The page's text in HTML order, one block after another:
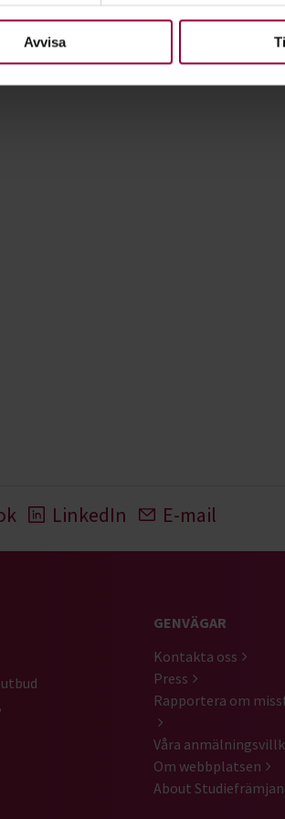
få en så bra upplevelse som möjligt
Avvisa
LinkedIn E-mail
GENVÄGAR
Kontakta oss
Press
Rapportera om
Våra
Om webbplatsen
About